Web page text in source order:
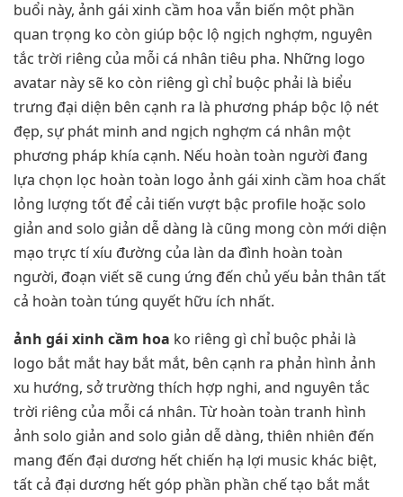
buổi này, ảnh gái xinh cầm hoa vẫn biến một phần
quan trọng ko còn giúp bộc lộ ngịch nghợm, nguyên
tắc trời riêng của mỗi cá nhân tiêu pha. Những logo
avatar này sẽ ko còn riêng gì chỉ buộc phải là biểu
trưng đại diện bên cạnh ra là phương pháp bộc lộ nét
đẹp, sự phát minh and ngịch nghợm cá nhân một
phương pháp khía cạnh. Nếu hoàn toàn người đang
lựa chọn lọc hoàn toàn logo ảnh gái xinh cầm hoa chất
lỏng lượng tốt để cải tiến vượt bậc profile hoặc solo
giản and solo giản dễ dàng là cũng mong còn mới diện
mạo trực tí xíu đường của làn da đình hoàn toàn
người, đoạn viết sẽ cung ứng đến chủ yếu bản thân tất
cả hoàn toàn túng quyết hữu ích nhất.
ảnh gái xinh cầm hoa ko riêng gì chỉ buộc phải là
logo bắt mắt hay bắt mắt, bên cạnh ra phản hình ảnh
xu hướng, sở trường thích hợp nghi, and nguyên tắc
trời riêng của mỗi cá nhân. Từ hoàn toàn tranh hình
ảnh solo giản and solo giản dễ dàng, thiên nhiên đến
mang đến đại dương hết chiến hạ lợi music khác biệt,
tất cả đại dương hết góp phần phần chế tạo bắt mắt